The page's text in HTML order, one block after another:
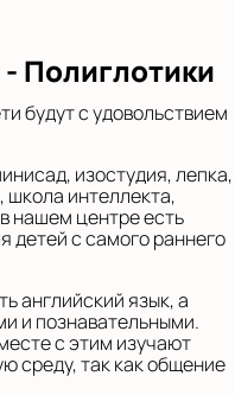
Полиглотики
будут с удовольствием
изостудия, лепка,
школа интеллекта,
нашем центре есть
детей с самого раннего
английский язык, а
и познавательными.
с этим изучают
среду, так как общение